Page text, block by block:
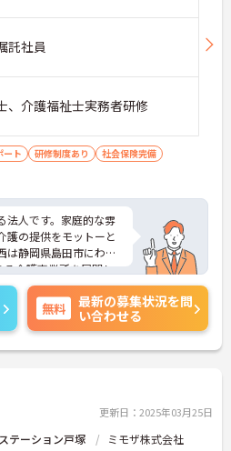
託社員
、介護福祉士実務者研修
ート 研修制度あり
社会保険完備
法人です。家庭的な雰
護の提供をモットーと
は静岡県島田市にわた
介護事業所を展開し
策ポイントなど、さら
、お気軽にご相談くだ
無料
最新の募集状況を問
い合わせる
更新日：2025年03月25日
テーション戸塚 ミモザ株式会社